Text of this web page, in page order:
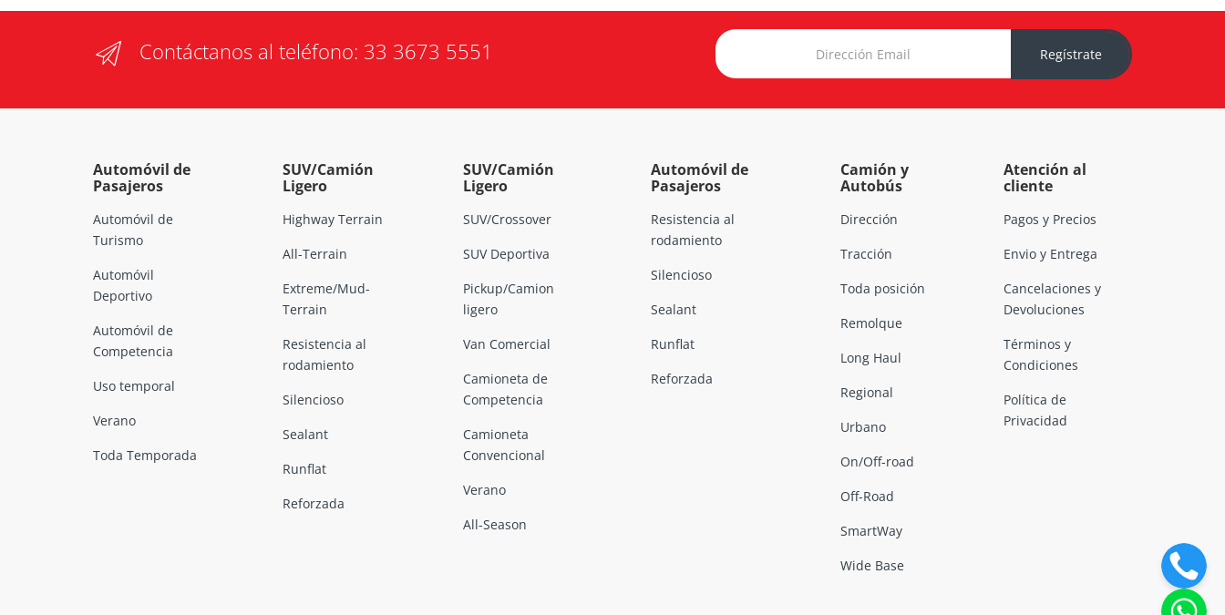
Contáctanos al teléfono: 33 3673 5551 Regístrate
Automóvil de
Pasajeros
Automóvil de
Turismo
Automóvil
Deportivo
Automóvil de
Competencia
Uso temporal
Verano
Toda Temporada
SUV/Camión
Ligero
Highway Terrain
All-Terrain
Extreme/Mud-
Terrain
Resistencia al
rodamiento
Silencioso
Sealant
Runflat
Reforzada
SUV/Camión
Ligero
SUV/Crossover
SUV Deportiva
Pickup/Camion
ligero
Van Comercial
Camioneta de
Competencia
Camioneta
Convencional
Verano
All-Season
Automóvil de
Pasajeros
Resistencia al
rodamiento
Silencioso
Sealant
Runflat
Reforzada
Camión y
Autobús
Dirección
Tracción
Toda posición
Remolque
Long Haul
Regional
Urbano
On/Off-road
Off-Road
SmartWay
Wide Base
Atención al
cliente
Pagos y Precios
Envio y Entrega
Cancelaciones y
Devoluciones
Términos y
Condiciones
Política de
Privacidad